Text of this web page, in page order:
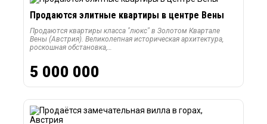
Продаются элитные квартиры в центре Вены
Продаются квартиры класса "люкс" в Золотом Квартале
Вены (Австрия). Великолепная историческая архитектура,
роскошная обстановка,…
5 000 000